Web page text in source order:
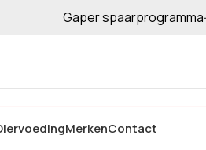
in de winkelGaper spaarprogramma
MerkenContact